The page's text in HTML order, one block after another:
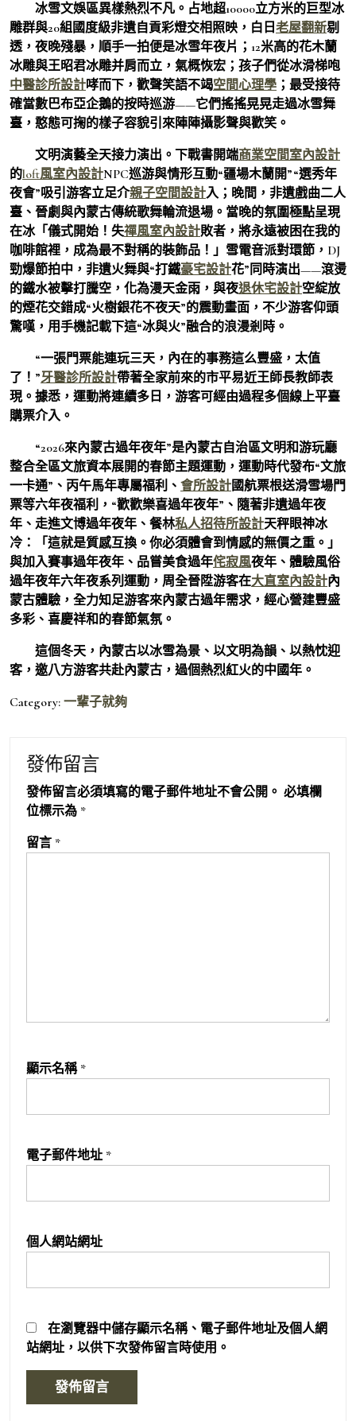
冰雪文娛區異樣熱烈不凡。占地超10000立方米的巨型冰
雕群與20組國度級非遺自貢彩燈交相照映，白日 老屋翻新剔
透，夜晚殘暴，順手一拍便是冰雪年夜片；12米高的花木蘭
冰雕與王昭君冰雕并肩而立，氣概恢宏；孩子們從冰滑梯咆
中醫診所設計哮而下，歡聲笑語不竭空間心理學 ；最受接待
確當數巴布亞企鵝的按時巡游——它們搖搖晃晃走過冰雪舞
臺，憨態可掬的樣子容貌引來陣陣攝影聲與歡笑。
文明演藝全天接力演出。下戰書開端商業空間室內設計
的loft風室內設計NPC巡游與情形互動“疆場木蘭開”“選秀年
夜會”吸引游客立足介親子空間設計入；晚間，非遺戲曲二人
臺、晉劇與內蒙古傳統歌舞輪流退場。當晚的氛圍極點呈現
在冰「儀式開始！失禪風室內設計敗者，將永遠被困在我的
咖啡館裡，成為最不對稱的裝飾品！」雪電音派對環節，DJ
勁爆節拍中，非遺火舞與“打鐵豪宅設計花”同時演出——滾燙
的鐵水被擊打騰空，化為漫天金雨，與夜退休宅設計空綻放
的煙花交錯成“火樹銀花不夜天”的震動畫面，不少游客仰頭
驚嘆，用手機記載下這“冰與火”融合的浪漫剎時。
“一張門票能連玩三天，內在的事務這么豐盛，太值
了！”牙醫診所設計帶著全家前來的市平易近王師長教師表
現。據悉，運動將連續多日，游客可經由過程多個線上平臺
購票介入。
“2026來內蒙古過年夜年”是內蒙古自治區文明和游玩廳
整合全區文旅資本展開的春節主題運動，運動時代發布“文旅
一卡通”、丙午馬年專屬福利、 會所設計國航票根送滑雪場門
票等六年夜福利，“歡歡樂喜過年夜年”、隨著非遺過年夜
年、走進文博過年夜年、餐林私人招待所設計天秤眼神冰
冷：「這就是質感互換。你必須體會到情感的無價之重。」
與加入賽事過年夜年、品嘗美食過年侘寂風夜年、體驗風俗
過年夜年六年夜系列運動，周全晉陞游客在大直室內設計內
蒙古體驗，全力知足游客來內蒙古過年需求，經心營建豐盛
多彩、喜慶祥和的春節氣氛。
這個冬天，內蒙古以冰雪為景、以文明為韻、以熱忱迎
客，邀八方游客共赴內蒙古，過個熱烈紅火的中國年。
Category: 一輩子就夠
發佈留言
發佈留言必須填寫的電子郵件地址不會公開。 必填欄
位標示為 *
留言 *
顯示名稱 *
電子郵件地址 *
個人網站網址
在瀏覽器中儲存顯示名稱、電子郵件地址及個人網
站網址，以供下次發佈留言時使用。